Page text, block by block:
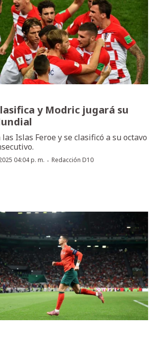
y Modric jugará su
las Islas Feroe y se clasificó a su octavo
04:04 p. m. · Redacción D10